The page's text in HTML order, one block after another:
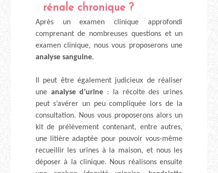
rénale chronique ?
Après un examen clinique approfondi
comprenant de nombreuses questions et un
examen clinique, nous vous proposerons une
analyse sanguine.
Il peut être également judicieux de réaliser
une analyse d’urine : la récolte des urines
peut s’avérer un peu compliquée lors de la
consultation. Nous vous proposerons alors un
kit de prélèvement contenant, entre autres,
une litière adaptée pour pouvoir vous-même
recueillir les urines à la maison, et nous les
déposer à la clinique. Nous réalisons ensuite